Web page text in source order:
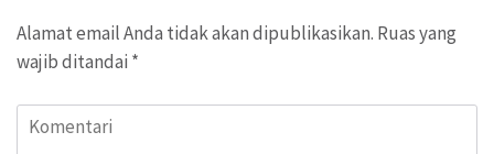
Alamat email Anda tidak akan dipublikasikan. Ruas yang
wajib ditandai *
Komentari